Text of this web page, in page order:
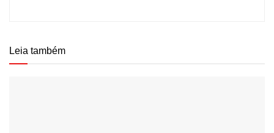
Leia também